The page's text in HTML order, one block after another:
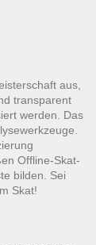
aus,
transparent
werden. Das
Offline-Skat-
bilden. Sei
Skat!